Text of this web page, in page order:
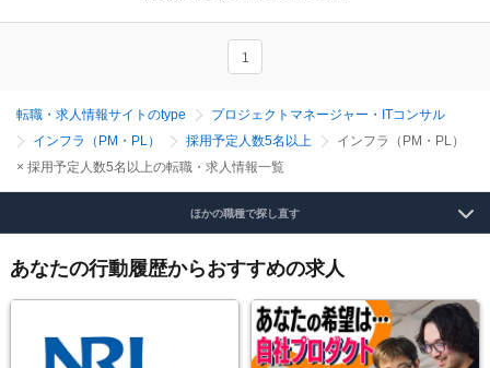
1
転職・求人情報サイトのtype
プロジェクトマネージャー・ITコンサル
インフラ（PM・PL）
採用予定人数5名以上
インフラ（PM・PL）
× 採用予定人数5名以上の転職・求人情報一覧
ほかの職種で探し直す
あなたの行動履歴からおすすめの求人